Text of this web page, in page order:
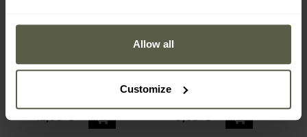
Allow all
Customize
Small Helmet of Terror -
Degenband - Black
12,66 €
Scandinavian Wola -
Schlüsselanhänger -
8,05 €